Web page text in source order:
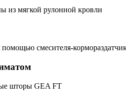
из мягкой рулонной кровли
смесителя-
шторы GEA FT